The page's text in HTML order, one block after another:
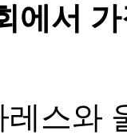
에서
스와